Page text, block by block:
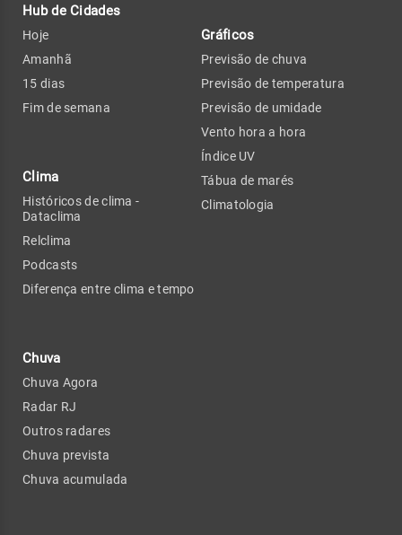
Hub de Cidades
Hoje
Amanhã
15 dias
Fim de semana
Clima
Históricos de clima -
Dataclima
Relclima
Podcasts
Diferença entre clima e tempo
Chuva
Chuva Agora
Radar RJ
Outros radares
Chuva prevista
Chuva acumulada
Gráficos
Previsão de chuva
Previsão de temperatura
Previsão de umidade
Vento hora a hora
Índice UV
Tábua de marés
Climatologia